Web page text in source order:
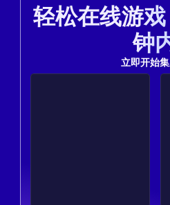
轻松在线游
钟
立即开始集